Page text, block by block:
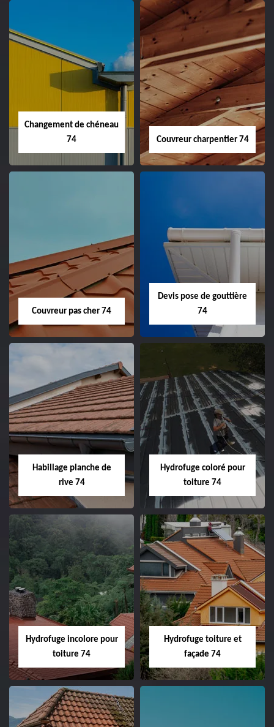
Changement de chéneau
74
Couvreur charpentier 74
Couvreur pas cher 74
Devis pose de gouttière
74
Habillage planche de
rive 74
Hydrofuge coloré pour
toiture 74
Hydrofuge incolore pour
toiture 74
Hydrofuge toiture et
façade 74